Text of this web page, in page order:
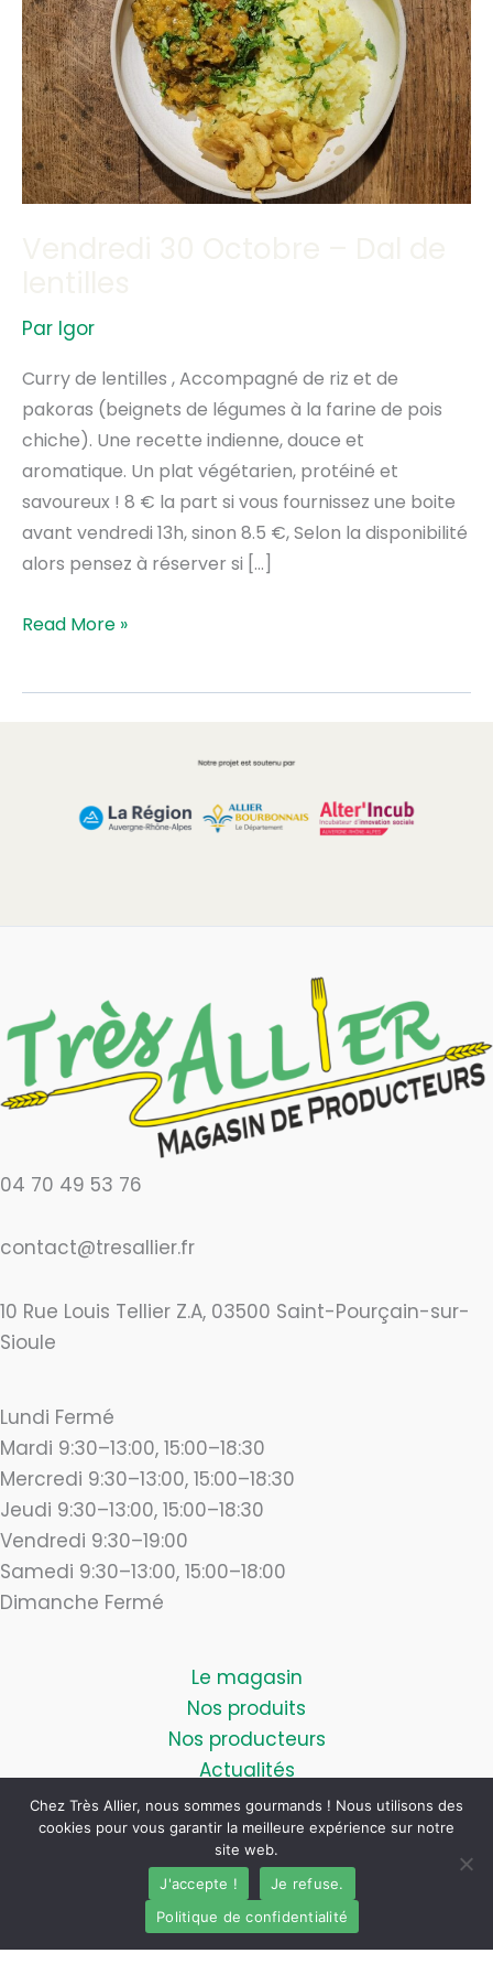
Par Igor
Curry de lentilles , Accompagné de riz et de
pakoras (beignets de légumes à la farine de pois
chiche). Une recette indienne, douce et
aromatique. Un plat végétarien, protéiné et
savoureux ! 8 € la part si vous fournissez une boite
avant vendredi 13h, sinon 8.5 €, Selon la disponibilité
alors pensez à réserver si […]
–
Dal
de
lentilles
Read More »
04 70 49 53 76
contact@tresallier.fr
10 Rue Louis Tellier Z.A, 03500 Saint-Pourçain-sur-
Sioule
Lundi Fermé
Mardi 9:30–13:00, 15:00–18:30
Mercredi 9:30–13:00, 15:00–18:30
Jeudi 9:30–13:00, 15:00–18:30
Vendredi 9:30–19:00
Samedi 9:30–13:00, 15:00–18:00
Dimanche Fermé
Le magasin
Nos produits
Nos producteurs
Actualités
Blog
Contact
Mentions légales
Chez Très Allier, nous sommes gourmands ! Nous utilisons des
cookies pour vous garantir la meilleure expérience sur notre
site web.
J'accepte !
Je refuse.
Politique de confidentialité